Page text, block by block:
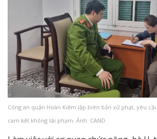
Công an quận Hoàn Kiếm lập biên bản xử phạt, yêu
cam kết không tái phạm. Ảnh: CAND